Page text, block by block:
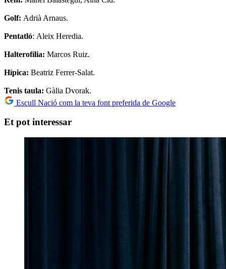
Golf: Adrià Arnaus.
Pentatló: Aleix Heredia.
Halterofília: Marcos Ruiz.
Hípica: Beatriz Ferrer-Salat.
Tenis taula: Gàlia Dvorak.
Escull Nació com la teva font preferida de Google
Et pot interessar